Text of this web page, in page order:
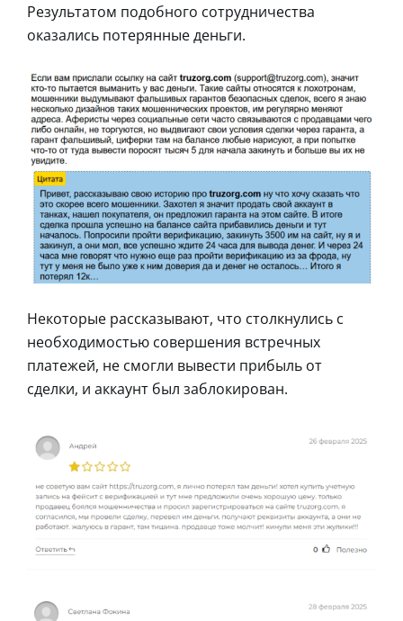
Результатом подобного сотрудничества
оказались потерянные деньги.
Некоторые рассказывают, что столкнулись с
необходимостью совершения встречных
платежей, не смогли вывести прибыль от
сделки, и аккаунт был заблокирован.